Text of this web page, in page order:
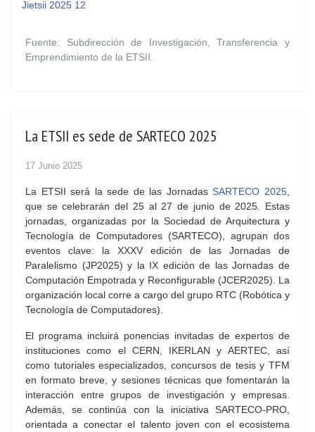
Jietsii 2025 12
Fuente: Subdirección de Investigación, Transferencia y
Emprendimiento de la ETSII.
La ETSII es sede de SARTECO 2025
17 Junio 2025
La ETSII será la sede de las Jornadas SARTECO 2025
que se celebrarán del 25 al 27 de junio de 2025. Estas
jornadas, organizadas por la Sociedad de Arquitectura y
Tecnología de Computadores (SARTECO), agrupan dos
eventos clave: la XXXV edición de las Jornadas de
Paralelismo (JP2025) y la IX edición de las Jornadas de
Computación Empotrada y Reconfigurable (JCER2025). La
organización local corre a cargo del grupo RTC (Robótica y
Tecnología de Computadores).
El programa incluirá ponencias invitadas de expertos de
instituciones como el CERN, IKERLAN y AERTEC, así
como tutoriales especializados, concursos de tesis y TFM
en formato breve, y sesiones técnicas que fomentarán la
interacción entre grupos de investigación y empresas.
Además, se continúa con la iniciativa SARTECO‑PRO,
orientada a conectar el talento joven con el ecosistema